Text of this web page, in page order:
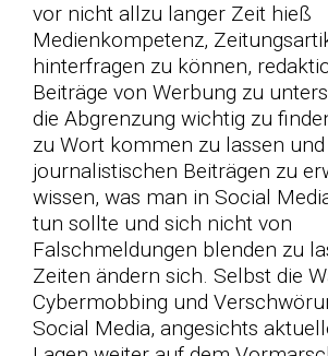
vor nicht allzu langer Zeit hieß
Medienkompetenz,
hinterfragen zu können,
Beiträge von Werbung zu
die Abgrenzung wichtig zu
zu Wort kommen zu lassen
journalistischen Beiträgen zu
wissen, was man in Social
tun sollte und sich nicht von
Falschmeldungen blenden zu
Zeiten ändern sich. Selbst die
Cybermobbing und
Social Media, angesichts